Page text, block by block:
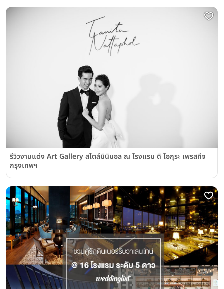
รีวิวงานแต่ง Art Gallery สไตล์มินิมอล ณ โรงแรม ดิ โอกุระ เพรสทีจ
กรุงเทพฯ